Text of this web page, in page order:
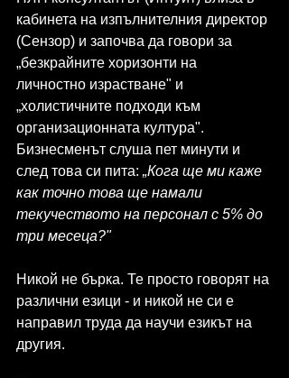
кабинета на изпълнителния директор
(Сензор) и започва да говори за
„безкрайните хоризонти на
личностно израстване" и
„холистичните подходи към
организационната култура".
Бизнесменът слуша пет минути и
след това си пита: „Кога ще ми каже
как точно това ще намали
текучеството на персонал с 5% до
три месеца?"
Никой не бърка. Те просто говорят на
различни езици - и никой не си е
направил труда да научи езикът на
другия.